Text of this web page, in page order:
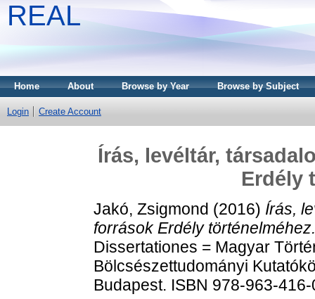
REAL
Home About Browse by Year Browse by Subject
Login Create Account
Írás, levéltár,
Erdély
Jakó, Zsigmond (2016) Írás,
források Erdély történelméhez.
Dissertationes = Magyar
Bölcsészettudományi
Budapest. ISBN 978-963-